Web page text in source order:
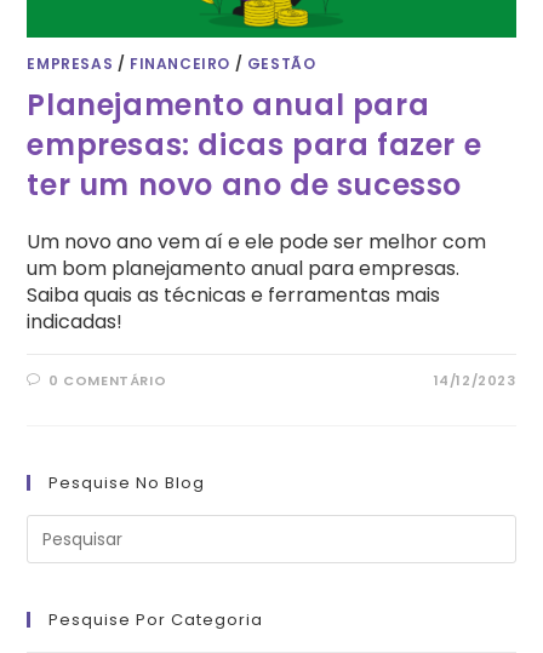
EMPRESAS / FINANCEIRO / GESTÃO
Planejamento anual para
empresas: dicas para fazer e
ter um novo ano de sucesso
Um novo ano vem aí e ele pode ser melhor com
um bom planejamento anual para empresas.
Saiba quais as técnicas e ferramentas mais
indicadas!
0 COMENTÁRIO 14/12/2023
Pesquise No Blog
Pesquise Por Categoria